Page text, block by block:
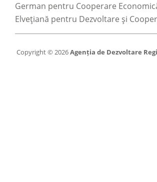
German pentru Cooperare
Elveţiană pentru Dezvoltare şi
Copyright © 2026Agenția de Dezvoltare